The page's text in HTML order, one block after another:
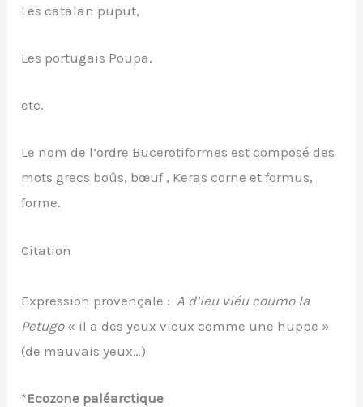
Les catalan puput,
Les portugais Poupa,
etc.
Le nom de l’ordre Bucerotiformes est composé des
mots grecs boûs, bœuf , Keras corne et formus,
forme.
Citation
Expression provençale : A d’ieu viéu coumo la
Petugo« il a des yeux vieux comme une huppe »
(de mauvais yeux…)
*Ecozone paléarctique